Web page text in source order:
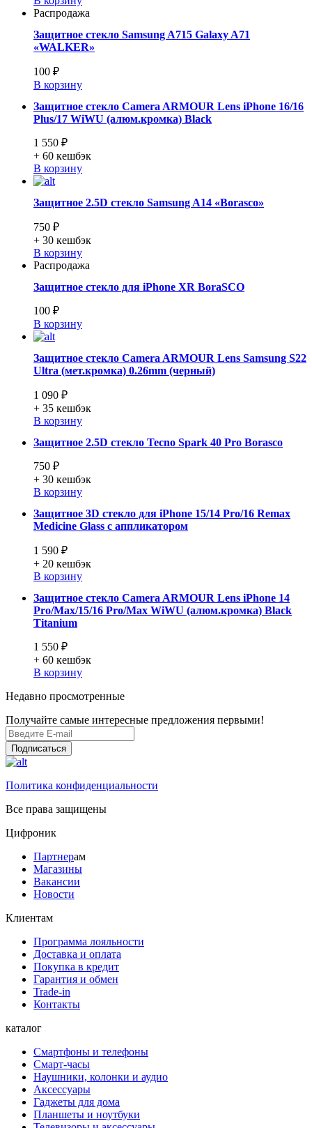
Распродажа
Защитное стекло Samsung A715 Galaxy A71
«WALKER»
100 ₽
В корзину
Защитное стекло Camera ARMOUR Lens iPhone 16/16
Plus/17 WiWU (алюм.кромка) Black
1 550 ₽
+ 60 кешбэк
В корзину
Защитное 2.5D стекло Samsung A14 «Borasco»
750 ₽
+ 30 кешбэк
В корзину
Распродажа
Защитное стекло для iPhone XR BoraSCO
100 ₽
В корзину
Защитное стекло Camera ARMOUR Lens Samsung S22
Ultra (мет.кромка) 0.26mm (черный)
1 090 ₽
+ 35 кешбэк
В корзину
Защитное 2.5D стекло Tecno Spark 40 Pro Borasco
750 ₽
+ 30 кешбэк
В корзину
Защитное 3D стекло для iPhone 15/14 Pro/16 Remax
Medicine Glass с аппликатором
1 590 ₽
+ 20 кешбэк
В корзину
Защитное стекло Camera ARMOUR Lens iPhone 14
Pro/Max/15/16 Pro/Max WiWU (алюм.кромка) Black
Titanium
1 550 ₽
+ 60 кешбэк
В корзину
Недавно просмотренные
Получайте самые интересные предложения первыми!
Подписаться
Политика конфиденциальности
Все права защищены
Цифроник
Партнерам
Магазины
Вакансии
Новости
Клиентам
Программа лояльности
Доставка и оплата
Покупка в кредит
Гарантия и обмен
Trade-in
Контакты
каталог
Смартфоны и телефоны
Смарт-часы
Наушники, колонки и аудио
Аксессуары
Гаджеты для дома
Планшеты и ноутбуки